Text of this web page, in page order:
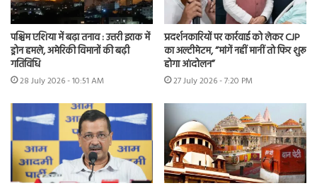
पश्चिम एशिया में बढ़ा तनाव : उत्तरी इराक में
ड्रोन हमले, अमेरिकी विमानों की बढ़ी
गतिविधि
28 July 2026 - 10:51 AM
प्रदर्शनकारियों पर कार्रवाई को लेकर CJP
का अल्टीमेटम, “मांगें नहीं मानीं तो फिर शुरू
होगा आंदोलन”
27 July 2026 - 7:20 PM